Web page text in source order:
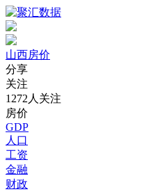
山西房价
分享
关注
1272人关注
房价
GDP
人口
工资
金融
财政